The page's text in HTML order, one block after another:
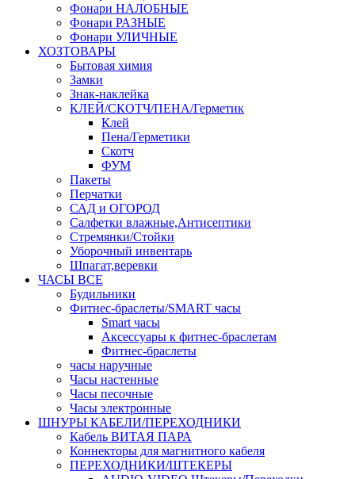
Фонари НАЛОБНЫЕ
Фонари РАЗНЫЕ
Фонари УЛИЧНЫЕ
ХОЗТОВАРЫ
Бытовая химия
Замки
Знак-наклейка
КЛЕЙ/СКОТЧ/ПЕНА/Герметик
Клей
Пена/Герметики
Скотч
ФУМ
Пакеты
Перчатки
САД и ОГОРОД
Салфетки влажные,Антисептики
Стремянки/Стойки
Уборочный инвентарь
Шпагат,веревки
ЧАСЫ ВСЕ
Будильники
Фитнес-браслеты/SMART часы
Smart часы
Аксессуары к фитнес-браслетам
Фитнес-браслеты
часы наручные
Часы настенные
Часы песочные
Часы электронные
ШНУРЫ КАБЕЛИ/ПЕРЕХОДНИКИ
Кабель ВИТАЯ ПАРА
Коннекторы для магнитного кабеля
ПЕРЕХОДНИКИ/ШТЕКЕРЫ